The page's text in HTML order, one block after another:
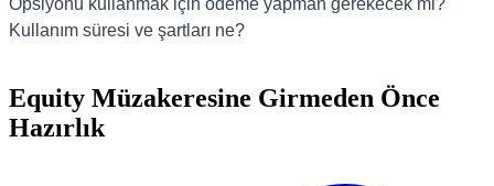
Kullanım süresi ve şartları ne?
Equity Müzakeresine Girmeden Önce
Hazırlık